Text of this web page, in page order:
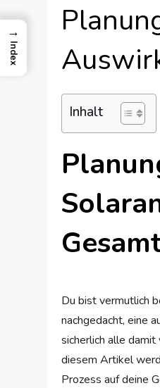
Inhalt
Du bist vermutlich
nachgedacht, eine
sicherlich alle
diesem Artikel
Prozess auf deine
→
Index